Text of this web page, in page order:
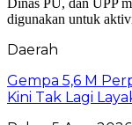
Daerah
Gempa 5,6 M
Kini Tak Lagi